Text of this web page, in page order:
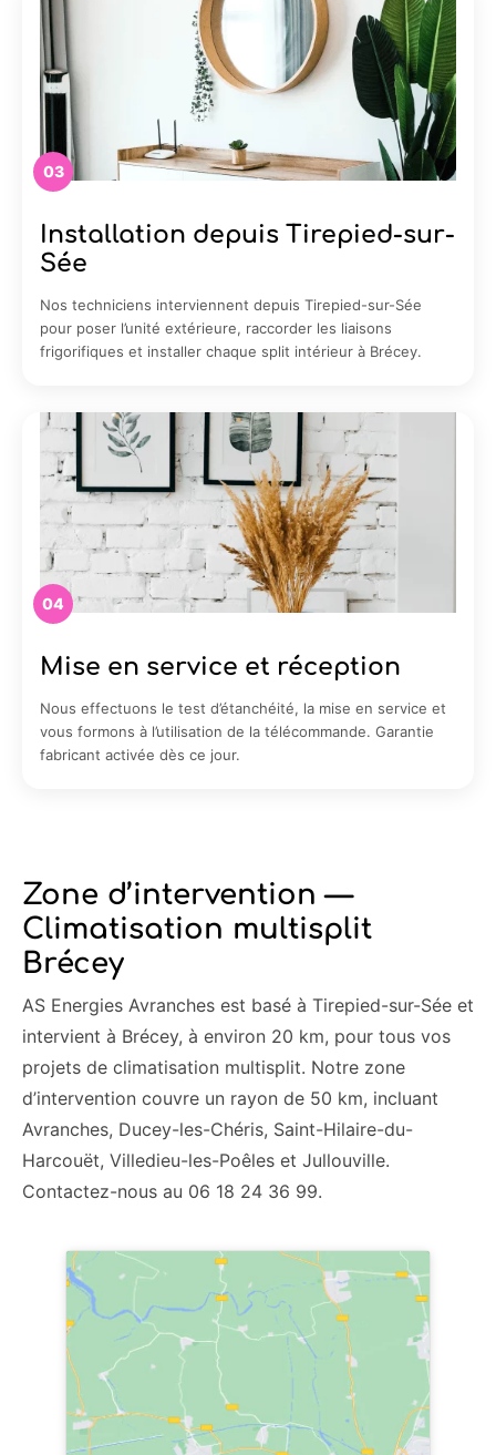
03
Installation depuis Tirepied-sur-
Sée
Nos techniciens interviennent depuis Tirepied-sur-Sée
pour poser l’unité extérieure, raccorder les liaisons
frigorifiques et installer chaque split intérieur à Brécey.
04
Mise en service et réception
Nous effectuons le test d’étanchéité, la mise en service et
vous formons à l’utilisation de la télécommande. Garantie
fabricant activée dès ce jour.
Zone d’intervention —
Climatisation multisplit
Brécey
AS Energies Avranches est basé à Tirepied-sur-Sée et
intervient à Brécey, à environ 20 km, pour tous vos
projets de climatisation multisplit. Notre zone
d’intervention couvre un rayon de 50 km, incluant
Avranches, Ducey-les-Chéris, Saint-Hilaire-du-
Harcouët, Villedieu-les-Poêles et Jullouville.
Contactez-nous au 06 18 24 36 99.